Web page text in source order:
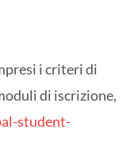
i criteri di
di iscrizione,
student-